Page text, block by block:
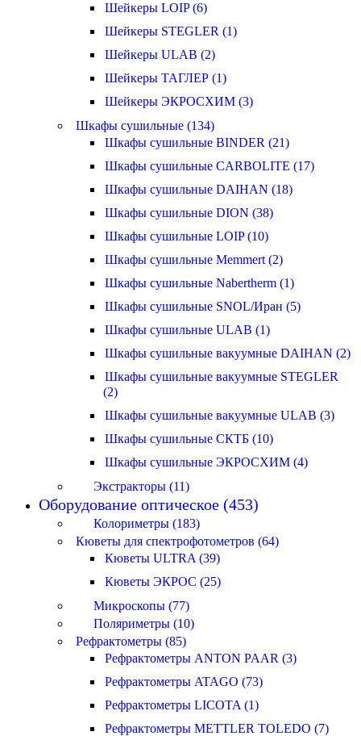
Шейкеры LOIP (6)
Шейкеры STEGLER (1)
Шейкеры ULAB (2)
Шейкеры ТАГЛЕР (1)
Шейкеры ЭКРОСХИМ (3)
Шкафы сушильные (134)
Шкафы сушильные BINDER (21)
Шкафы сушильные CARBOLITE (17)
Шкафы сушильные DAIHAN (18)
Шкафы сушильные DION (38)
Шкафы сушильные LOIP (10)
Шкафы сушильные Memmert (2)
Шкафы сушильные Nabertherm (1)
Шкафы сушильные SNOL/Иран (5)
Шкафы сушильные ULAB (1)
Шкафы сушильные вакуумные DAIHAN (2)
Шкафы сушильные вакуумные STEGLER
(2)
Шкафы сушильные вакуумные ULAB (3)
Шкафы сушильные СКТБ (10)
Шкафы сушильные ЭКРОСХИМ (4)
Экстракторы (11)
Оборудование оптическое (453)
Колориметры (183)
Кюветы для спектрофотометров (64)
Кюветы ULTRA (39)
Кюветы ЭКРОС (25)
Микроскопы (77)
Поляриметры (10)
Рефрактометры (85)
Рефрактометры ANTON PAAR (3)
Рефрактометры ATAGO (73)
Рефрактометры LICOTA (1)
Рефрактометры METTLER TOLEDO (7)